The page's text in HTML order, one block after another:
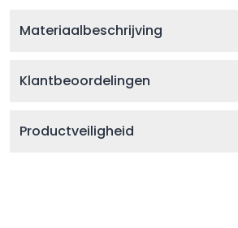
Materiaalbeschrijving
Klantbeoordelingen
Productveiligheid